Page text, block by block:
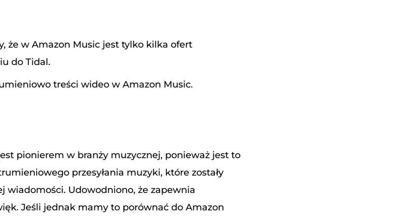
że w Amazon Music jest tylko kilka ofert
do Tidal.
treści wideo w Amazon Music.
pionierem w branży muzycznej, ponieważ jest to
przesyłania muzyki, które zostały
wiadomości. Udowodniono, że zapewnia
Jeśli jednak mamy to porównać do Amazon